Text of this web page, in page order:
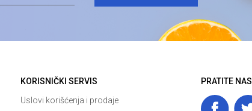
KORISNIČKI SERVIS
Uslovi korišćenja i prodaje
PRATITE NAS